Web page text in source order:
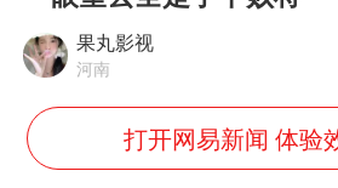
老挝国会主
《欢迎来龙
果丸影视
河南
打开网易新闻 体验